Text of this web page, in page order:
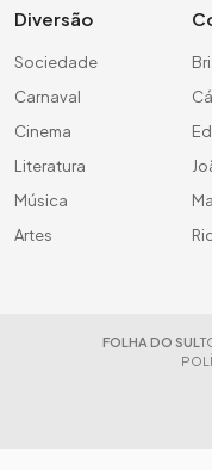
Diversão
Sociedade
Carnaval
Cinema
Literatura
Música
Artes
FOLHA DO SUL